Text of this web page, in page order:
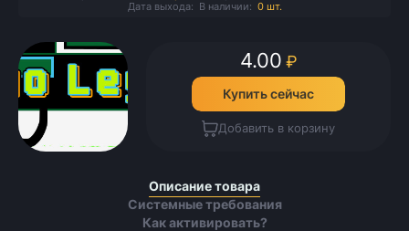
Дата выхода: В наличии: 0 шт.
Описание товара
Системные требования
Как активировать?
4.00 ₽
Купить сейчас
Добавить в корзину